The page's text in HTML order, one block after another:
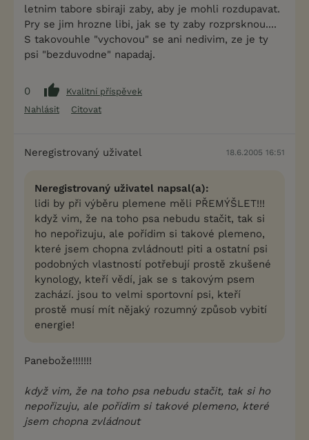
letnim tabore sbiraji zaby, aby je mohli rozdupavat.
Pry se jim hrozne libi, jak se ty zaby rozprsknou....
S takovouhle "vychovou" se ani nedivim, ze je ty
psi "bezduvodne" napadaj.
0
Kvalitní příspěvek
Nahlásit
Citovat
Neregistrovaný uživatel 18.6.2005 16:51
Neregistrovaný uživatel napsal(a):
lidi by při výběru plemene měli PŘEMÝŠLET!!!
když vim, že na toho psa nebudu stačit, tak si
ho nepořizuju, ale pořídim si takové plemeno,
které jsem chopna zvládnout! piti a ostatní psi
podobných vlastností potřebují prostě zkušené
kynology, kteří vědí, jak se s takovým psem
zachází. jsou to velmi sportovní psi, kteří
prostě musí mít nějaký rozumný způsob vybití
energie!
Panebože!!!!!!!
když vim, že na toho psa nebudu stačit, tak si ho
nepořizuju, ale pořídim si takové plemeno, které
jsem chopna zvládnout